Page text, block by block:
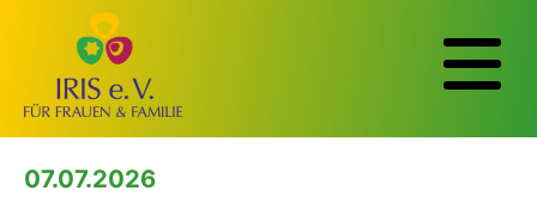
07.07.2026